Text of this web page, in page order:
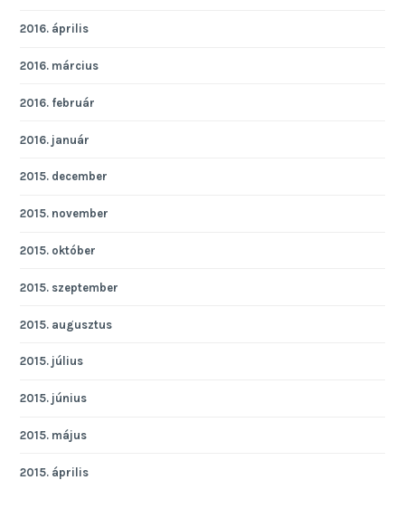
2016. április
2016. március
2016. február
2016. január
2015. december
2015. november
2015. október
2015. szeptember
2015. augusztus
2015. július
2015. június
2015. május
2015. április